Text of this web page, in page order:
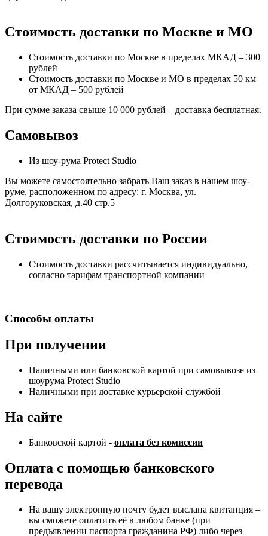
Стоимость доставки по Москве и МО
Стоимость доставки по Москве в пределах МКАД – 300
рублей
Стоимость доставки по Москве и МО в пределах 50 км
от МКАД – 500 рублей
При сумме заказа свыше 10 000 рублей – доставка бесплатная.
Самовывоз
Из шоу-рума Protect Studio
Вы можете самостоятельно забрать Ваш заказ в нашем шоу-
руме, расположенном по адресу: г. Москва, ул.
Долгоруковская, д.40 стр.5
Стоимость доставки по России
Стоимость доставки рассчитывается индивидуально,
согласно тарифам транспортной компании
Способы оплаты
При получении
Наличными или банковской картой при самовывозе из
шоурума Protect Studio
Наличными при доставке курьерской службой
На сайте
Банковской картой - оплата без комиссии
Оплата с помощью банковского
перевода
На вашу электронную почту будет выслана квитанция –
вы сможете оплатить её в любом банке (при
предъявлении паспорта гражданина РФ) либо через